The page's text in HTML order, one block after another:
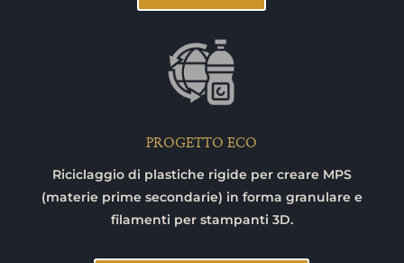
PROGETTO ECO
Riciclaggio di plastiche rigide per creare MPS
(materie prime secondarie) in forma granulare e
filamenti per stampanti 3D.